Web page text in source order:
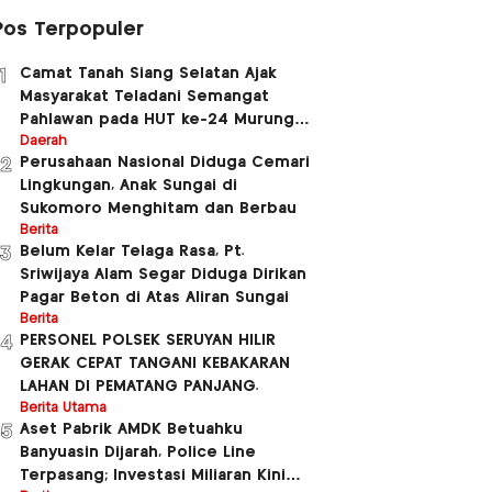
Terpopuler
Camat Tanah Siang Selatan Ajak
Masyarakat Teladani Semangat
Pahlawan pada HUT ke-24 Murung
Raya dan HUT ke-81 Kemerdekaan RI
Daerah
Perusahaan Nasional Diduga Cemari
Lingkungan, Anak Sungai di
Sukomoro Menghitam dan Berbau
Berita
Belum Kelar Telaga Rasa, Pt.
Sriwijaya Alam Segar Diduga Dirikan
Pagar Beton di Atas Aliran Sungai
Berita
PERSONEL POLSEK SERUYAN HILIR
GERAK CEPAT TANGANI KEBAKARAN
LAHAN DI PEMATANG PANJANG.
Berita Utama
Aset Pabrik AMDK Betuahku
Banyuasin Dijarah, Police Line
Terpasang; Investasi Miliaran Kini